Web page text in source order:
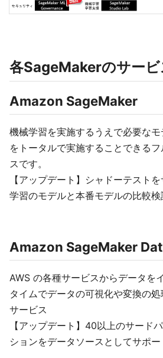
各SageMakerのサービ
Amazon SageMaker
機械学習を実施するうえで必要な
をトータルで実施することできる
スです。
【アップデート】シャドーテスト
学習のモデルと本番モデルの比較
Amazon SageMaker
AWS の各種サービスからデータを
タイムでデータの可視化や変換の
サービス
【アップデート】40以上のサード
ションをデータソースとしてサポ